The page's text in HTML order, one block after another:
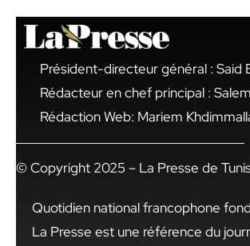
Président-directeur général : Said
Rédacteur en chef principal :
Rédaction Web: Mariem
© Copyright 2025 – La Presse de
Quotidien national francophone
La Presse est une référence du